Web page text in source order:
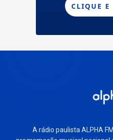
A rádio paulista ALPHA